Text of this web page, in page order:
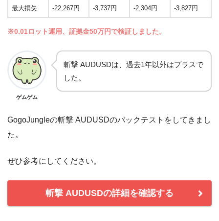
最大損失 -22,267円 -3,737円 -2,304円 -3,827円
※0.01ロット運用、証拠金50万円で検証しました。
ゲムゲム
斬撃 AUDUSDは、過去1年以外はプラスで
した。
GogoJungleの斬撃 AUDUSDのバックテストをしてきまし
た。
ぜひ参考にしてください。
斬撃 AUDUSDの詳細を確認する